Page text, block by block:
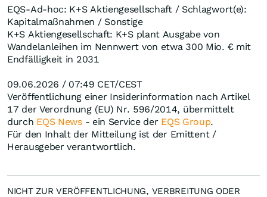
EQS-Ad-hoc: K+S Aktiengesellschaft / Schlagwort(e):
Kapitalmaßnahmen / Sonstige
K+S Aktiengesellschaft: K+S plant Ausgabe von
Wandelanleihen im Nennwert von etwa 300 Mio. € mit
Endfälligkeit in 2031
09.06.2026 / 07:49 CET/CEST
Veröffentlichung einer Insiderinformation nach Artikel
17 der Verordnung (EU) Nr. 596/2014, übermittelt
durch EQS News- ein Service der EQS Group.
Für den Inhalt der Mitteilung ist der Emittent /
Herausgeber verantwortlich.
NICHT ZUR VERÖFFENTLICHUNG, VERBREITUNG ODER